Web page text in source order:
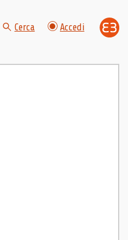
Cerca Accedi